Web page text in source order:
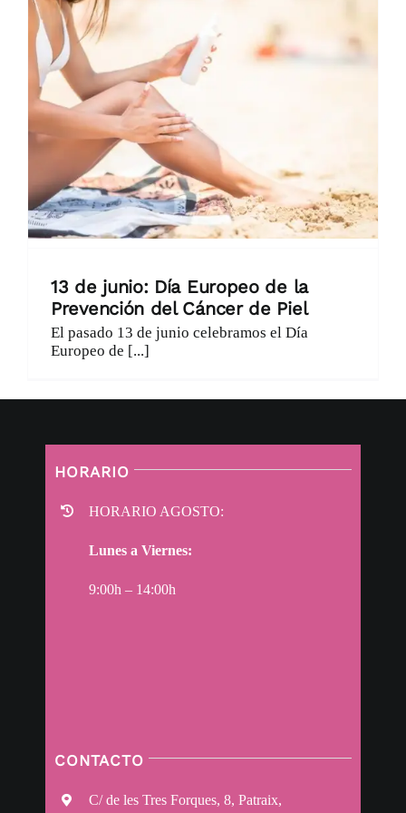
Catálogo
Promociones
Encargo Exprés
Blog
Contacto
13 de junio: Día Europeo de la
Prevención del Cáncer de Piel
El pasado 13 de junio celebramos el Día
Europeo de [...]
HORARIO
HORARIO AGOSTO:
Lunes a Viernes:
9:00h – 14:00h
CONTACTO
C/ de les Tres Forques, 8, Patraix,